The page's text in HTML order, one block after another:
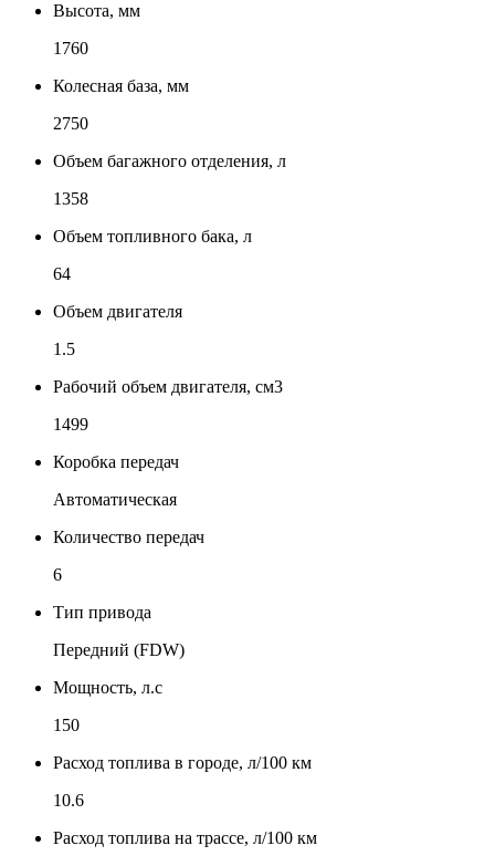
Высота, мм
1760
Колесная база, мм
2750
Объем багажного отделения, л
1358
Объем топливного бака, л
64
Объем двигателя
1.5
Рабочий объем двигателя, см3
1499
Коробка передач
Автоматическая
Количество передач
6
Тип привода
Передний (FDW)
Мощность, л.с
150
Расход топлива в городе, л/100 км
10.6
Расход топлива на трассе, л/100 км